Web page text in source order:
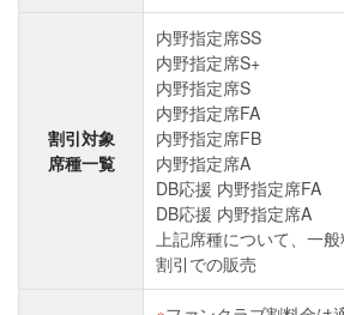
割引対象
席種一覧
内野指定席SS
内野指定席S+
内野指定席S
内野指定席FA
内野指定席FB
内野指定席A
DB応援 内野指定席FA
DB応援 内野指定席A
上記席種について、一
割引での販売